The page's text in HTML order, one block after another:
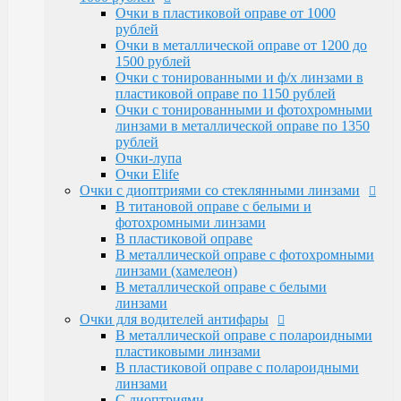
Очки Elife
Очки с диоптриями со стеклянными линзами
В титановой оправе с белыми и
фотохромными линзами
В пластиковой оправе
В металлической оправе с фотохромными
линзами (хамелеон)
В металлической оправе с белыми линзами
Очки для водителей антифары
В металлической оправе с полароидными
пластиковыми линзами
В пластиковой оправе с полароидными
линзами
С диоптриями
Очки для компьютера
В пластиковой оправе с полимерными
линзами
В металлической оправе
Тренажерные очки
В пластиковой оправе
В металлической оправе
Очки глаукомные
Очки Эксклюзивные Ricardi от 15000
Бренд оправы
Очки в пластиковой оправе от 1000
рублей
Очки в металлической оправе от 1200 до
1500 рублей
Очки с тонированными и ф/х линзами в
пластиковой оправе по 1150 рублей
Очки с тонированными и фотохромными
линзами в металлической оправе по 1350
рублей
Очки-лупа
Очки Elife
Очки с диоптриями со стеклянными линзами
В титановой оправе с белыми и
фотохромными линзами
В пластиковой оправе
В металлической оправе с фотохромными
линзами (хамелеон)
В металлической оправе с белыми
линзами
Очки для водителей антифары
В металлической оправе с полароидными
пластиковыми линзами
В пластиковой оправе с полароидными
линзами